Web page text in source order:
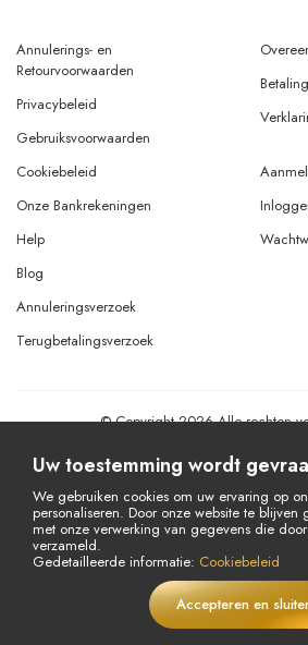
Annulerings- en
Retourvoorwaarden
Privacybeleid
Gebruiksvoorwaarden
Cookiebeleid
Onze Bankrekeningen
Help
Blog
Annuleringsverzoek
Terugbetalingsverzoek
© Copyright 2026 Alle rechten
Uw toestemming wordt
We gebruiken cookies om uw ervaring op
personaliseren. Door onze website te blijven
met onze verwerking van gegevens die
verzameld.
Gedetailleerde informatie: Cookiebeleid
Accepteren en